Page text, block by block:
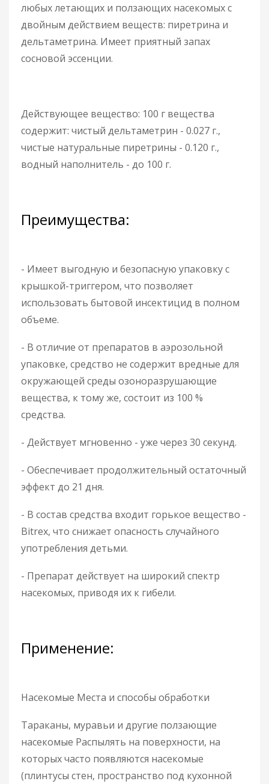
любых летающих и ползающих насекомых с
двойным действием веществ: пиретрина и
дельтаметрина. Имеет приятный запах
сосновой эссенции.
Действующее вещество: 100 г вещества
содержит: чистый дельтаметрин - 0.027 г.,
чистые натуральные пиретрины - 0.120 г.,
водный наполнитель - до 100 г.
Преимущества:
- Имеет выгодную и безопасную упаковку с
крышкой-триггером, что позволяет
использовать бытовой инсектицид в полном
объеме.
- В отличие от препаратов в аэрозольной
упаковке, средство не содержит вредные для
окружающей среды озоноразрушающие
вещества, к тому же, состоит из 100 %
средства.
- Действует мгновенно - уже через 30 секунд.
- Обеспечивает продолжительный остаточный
эффект до 21 дня.
- В состав средства входит горькое вещество -
Bitrex, что снижает опасность случайного
употребления детьми.
- Препарат действует на широкий спектр
насекомых, приводя их к гибели.
Применение:
Насекомые Места и способы обработки
Тараканы, муравьи и другие ползающие
насекомые Распылять на поверхности, на
которых часто появляются насекомые
(плинтусы стен, пространство под кухонной